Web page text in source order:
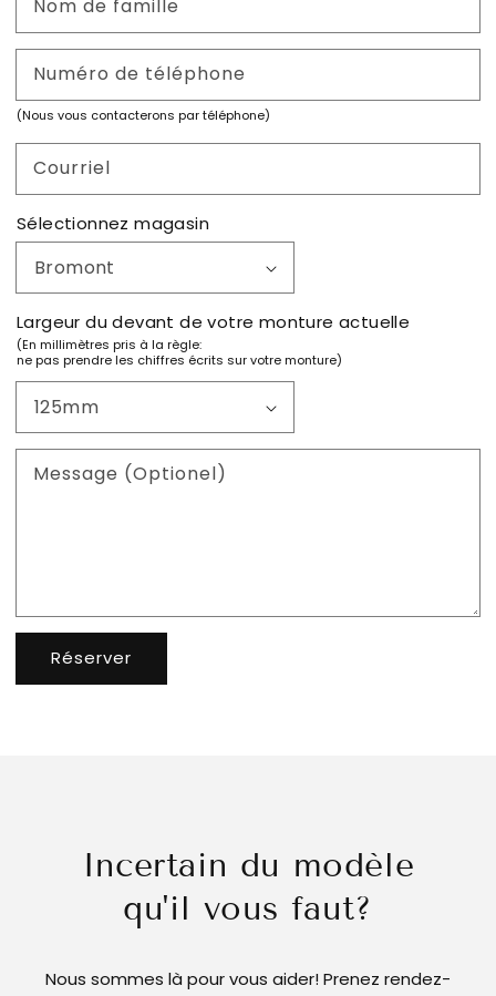
Nom de famille
Numéro de téléphone
(Nous vous contacterons par téléphone)
Courriel
Sélectionnez magasin
Largeur du devant de votre monture actuelle
(En millimètres pris à la règle:
ne pas prendre les chiffres écrits sur votre monture)
Message (Optionel)
Réserver
Incertain du modèle
qu'il vous faut?
Nous sommes là pour vous aider! Prenez rendez-